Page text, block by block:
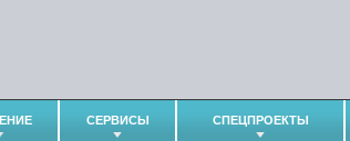
СЕРВИСЫ СПЕЦПРОЕКТЫ